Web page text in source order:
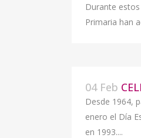
Durante
Primaria han
04 Feb
Desde 1964,
enero el Día
en 1993....